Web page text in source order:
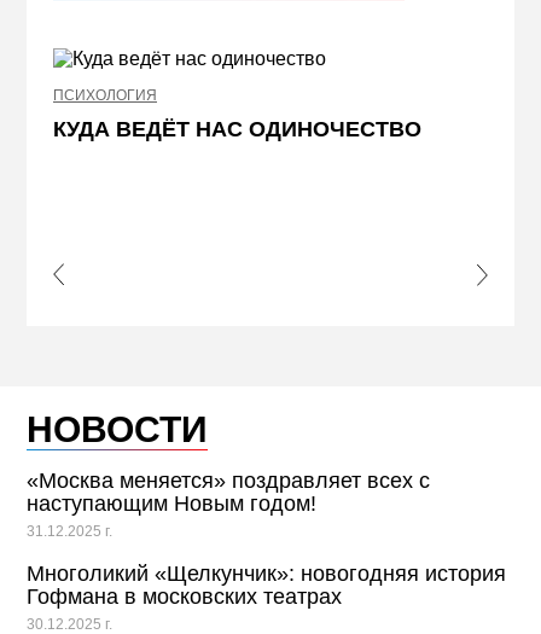
ПСИХОЛОГИЯ
КУДА ВЕДЁТ НАС ОДИНОЧЕСТВО
Slide
Next
НОВОСТИ
«Москва меняется» поздравляет всех с
наступающим Новым годом!
31.12.2025 г.
Многоликий «Щелкунчик»: новогодняя история
Гофмана в московских театрах
30.12.2025 г.